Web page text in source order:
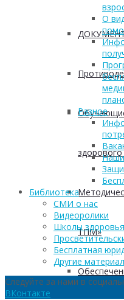
ТПМ»
О
Разное
Библиотека
СМИ о нас
Видеоролики
Школы здоровья
Бесплатная
Другие
Следуйте за нами в
ВКонтакте